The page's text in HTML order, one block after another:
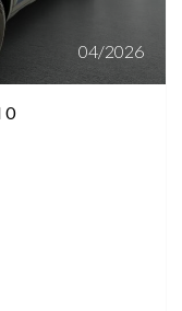
04/2026
0